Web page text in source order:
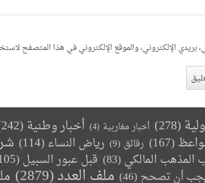
الإلكتروني، والموقع الإلكتروني في هذا المتصفح
(278) أخبار مغاربية (4) أخبار وطنية(242)
(167) رقائق (9) رياض النساء(114)
المالكي (83) قبل عبور السبيل(105)
أن تصحح (46) ملف العدد(2879)